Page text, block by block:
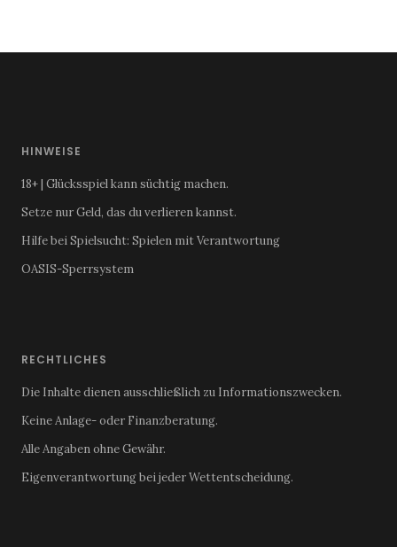
HINWEISE
18+ | Glücksspiel kann süchtig machen.
Setze nur Geld, das du verlieren kannst.
Hilfe bei Spielsucht: Spielen mit Verantwortung
OASIS-Sperrsystem
RECHTLICHES
Die Inhalte dienen ausschließlich zu Informationszwecken.
Keine Anlage- oder Finanzberatung.
Alle Angaben ohne Gewähr.
Eigenverantwortung bei jeder Wettentscheidung.